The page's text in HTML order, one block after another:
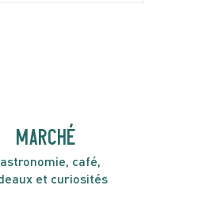
MARCHÉ
café,
et curiosités